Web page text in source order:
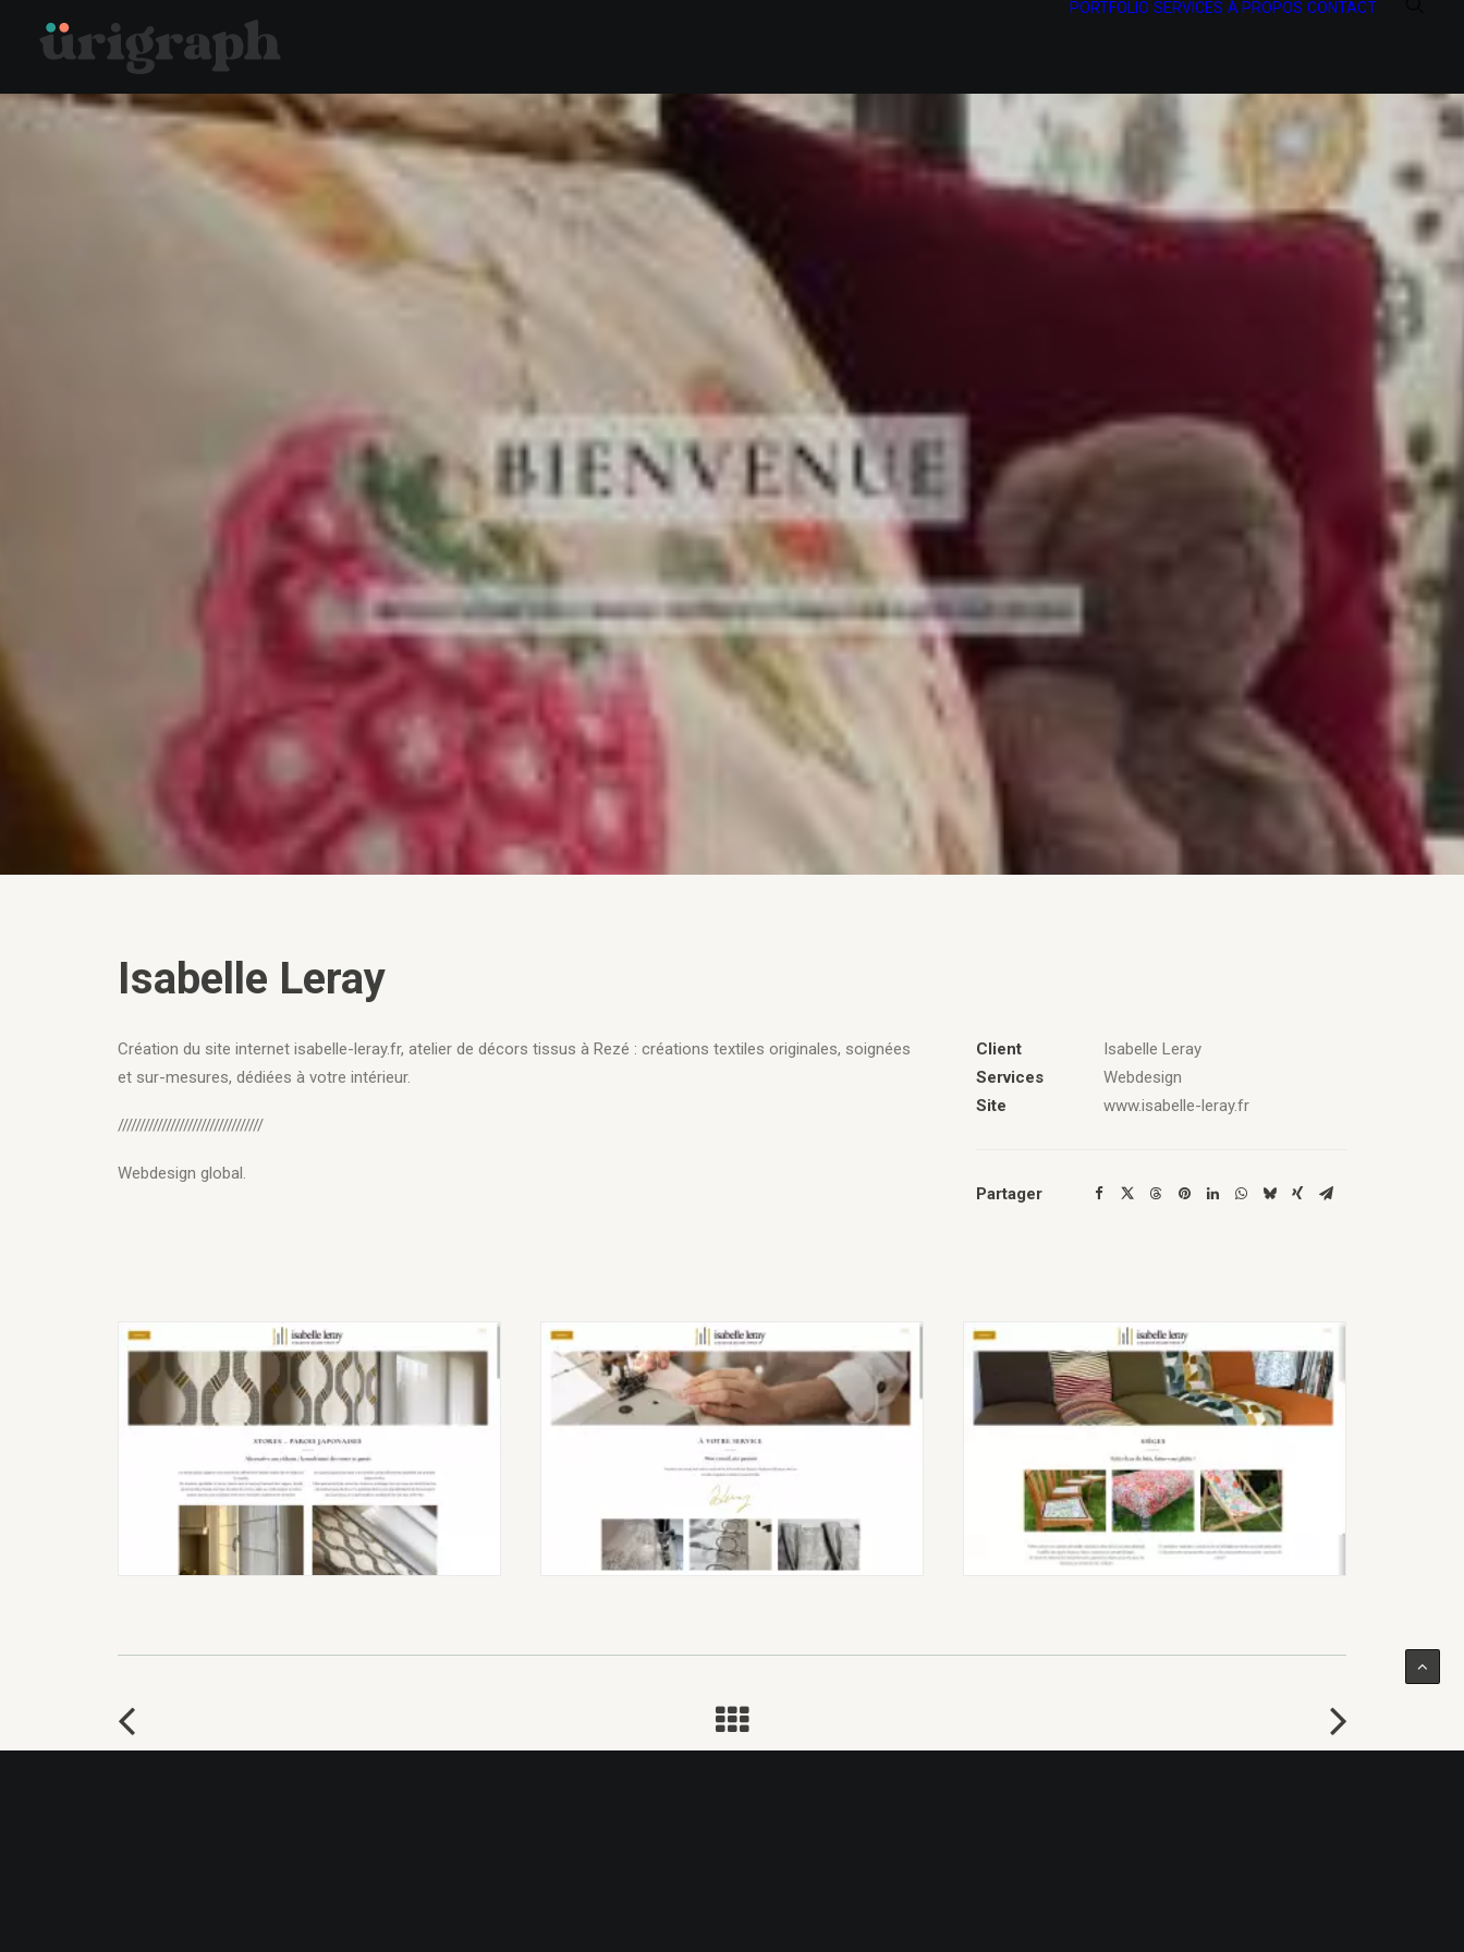
PORTFOLIO SERVICES À PROPOS CONTACT
Isabelle Leray
Création du site internet isabelle-leray.fr, atelier de décors tissus à Rezé : créations textiles originales, soignées
et sur-mesures, dédiées à votre intérieur.
/////////////////////////////////
Webdesign global.
Client
Isabelle Leray
Services
Webdesign
Site
www.isabelle-leray.fr
Partager